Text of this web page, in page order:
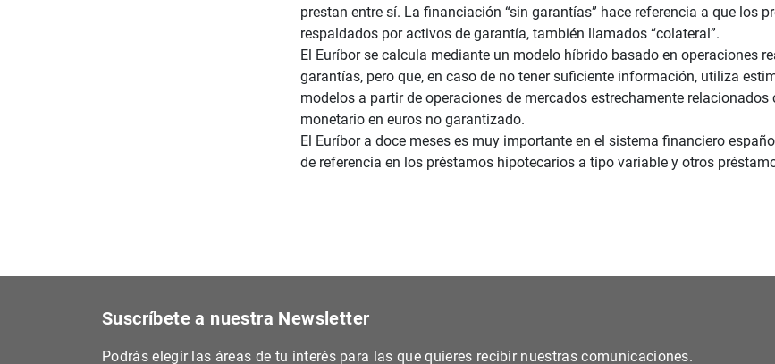
prestan entre sí. La financiación “sin garantías” hace referencia a que los
respaldados por activos de garantía, también llamados “colateral”.
El Euríbor se calcula mediante un modelo híbrido basado en operaciones
garantías, pero que, en caso de no tener suficiente información, utiliza
modelos a partir de operaciones de mercados estrechamente relacionados
monetario en euros no garantizado.
El Euríbor a doce meses es muy importante en el sistema financiero
de referencia en los préstamos hipotecarios a tipo variable y otros
Suscríbete a nuestra Newsletter
Podrás elegir las áreas de tu interés para las que quieres recibir nuestras comunicaciones.